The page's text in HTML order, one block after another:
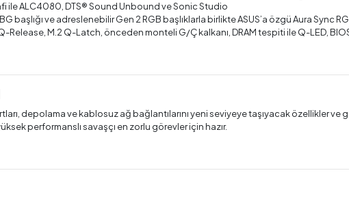
ile ALC4080, DTS® Sound Unbound ve Sonic Studio
başlığı ve adreslenebilir Gen 2 RGB başlıklarla birlikte ASUS’a özgü Aura Sync
Release, M.2 Q-Latch, önceden monteli G/Ç kalkanı, DRAM tespiti ile Q-LED,
depolama ve kablosuz ağ bağlantılarını yeni seviyeye taşıyacak özellikler
performanslı savaşçı en zorlu görevler için hazır.